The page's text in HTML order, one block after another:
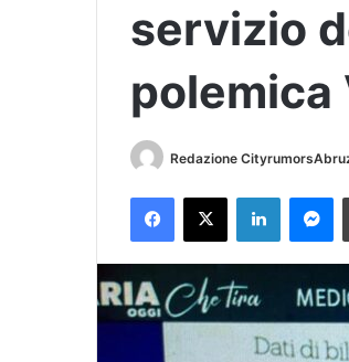
servizio
polemica
Redazione